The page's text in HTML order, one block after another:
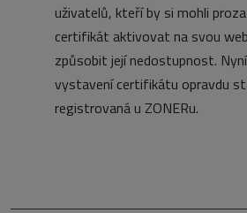
uživatelů, kteří by si mohli
certifikát aktivovat na svou
způsobit její nedostupnost.
vystavení certifikátu opravdu
registrovaná u ZONERu.